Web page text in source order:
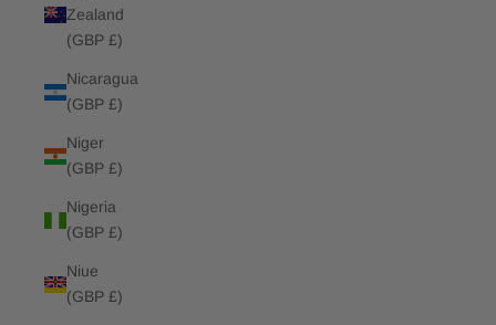
Zealand
(GBP £)
Nicaragua
(GBP £)
Niger
(GBP £)
Nigeria
(GBP £)
Niue
(GBP £)